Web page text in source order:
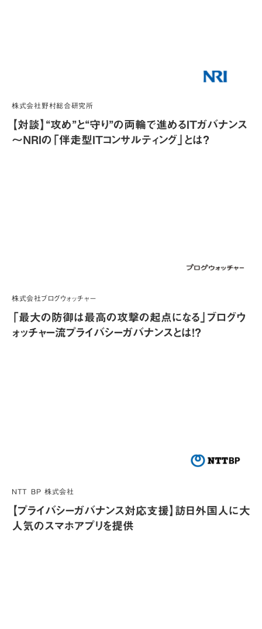
株式会社野村総合研究所
【対談】“攻め”と“守り”の両輪で進めるITガバナンス
～NRIの「伴走型ITコンサルティング」とは？
株式会社ブログウォッチャー
「最大の防御は最高の攻撃の起点になる」ブログウ
ォッチャー流プライバシーガバナンスとは！？
NTT BP 株式会社
【プライバシーガバナンス対応支援】訪日外国人に大
人気のスマホアプリを提供